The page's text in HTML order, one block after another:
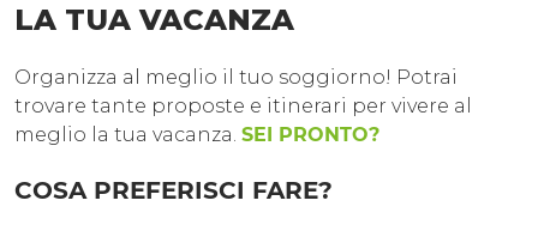
LA TUA VACANZA
Organizza al meglio il tuo soggiorno! Potrai
trovare tante proposte e itinerari per vivere al
meglio la tua vacanza. SEI PRONTO?
COSA PREFERISCI FARE?